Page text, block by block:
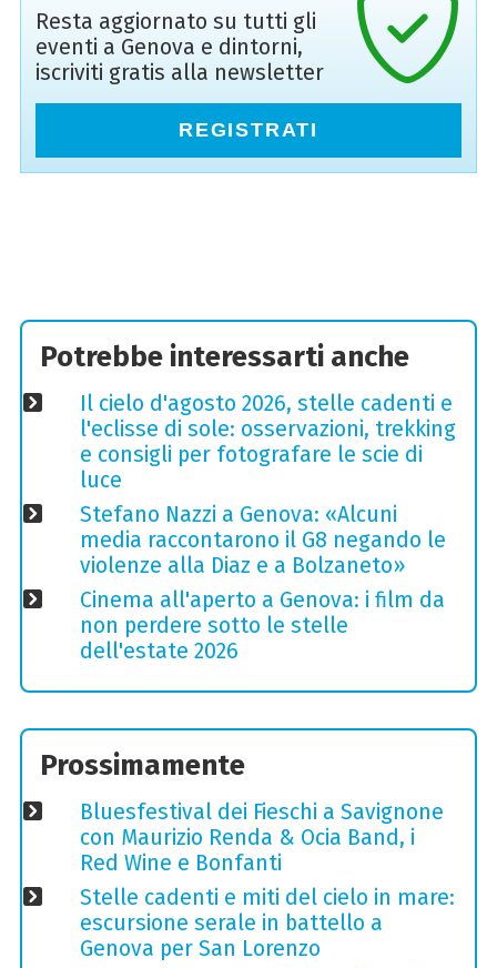
Resta aggiornato su tutti gli
eventi a Genova e dintorni,
iscriviti gratis alla newsletter
REGISTRATI
Potrebbe interessarti anche
Il cielo d'agosto 2026, stelle cadenti e
l'eclisse di sole: osservazioni, trekking
e consigli per fotografare le scie di
luce
Stefano Nazzi a Genova: «Alcuni
media raccontarono il G8 negando le
violenze alla Diaz e a Bolzaneto»
Cinema all'aperto a Genova: i film da
non perdere sotto le stelle
dell'estate 2026
Prossimamente
Bluesfestival dei Fieschi a Savignone
con Maurizio Renda & Ocia Band, i
Red Wine e Bonfanti
Stelle cadenti e miti del cielo in mare:
escursione serale in battello a
Genova per San Lorenzo